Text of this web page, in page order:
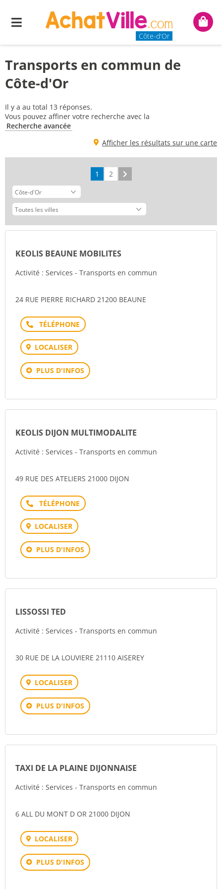
Menu
Côte-d'Or
Mon
Transports en commun de
Côte-d'Or
Il y a au total 13 réponses.
Vous pouvez affiner votre recherche avec la
Recherche avancée
Afficher les résultats sur une carte
1 2
KEOLIS BEAUNE MOBILITES
Activité : Services - Transports en commun
24 RUE PIERRE RICHARD 21200 BEAUNE
Téléphone
LOCALISER
PLUS D'INFOS
KEOLIS DIJON MULTIMODALITE
Activité : Services - Transports en commun
49 RUE DES ATELIERS 21000 DIJON
Téléphone
LOCALISER
PLUS D'INFOS
LISSOSSI TED
Activité : Services - Transports en commun
30 RUE DE LA LOUVIERE 21110 AISEREY
LOCALISER
PLUS D'INFOS
TAXI DE LA PLAINE DIJONNAISE
Activité : Services - Transports en commun
6 ALL DU MONT D OR 21000 DIJON
LOCALISER
PLUS D'INFOS